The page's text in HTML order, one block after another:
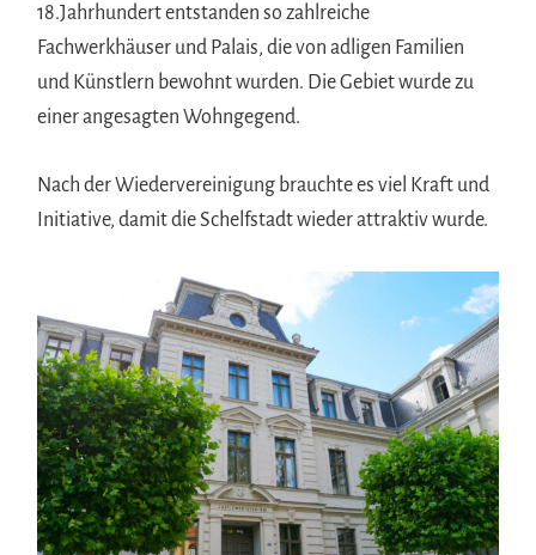
18.Jahrhundert entstanden so zahlreiche
Fachwerkhäuser und Palais, die von adligen Familien
und Künstlern bewohnt wurden. Die Gebiet wurde zu
einer angesagten Wohngegend.
Nach der Wiedervereinigung brauchte es viel Kraft und
Initiative, damit die Schelfstadt wieder attraktiv wurde.